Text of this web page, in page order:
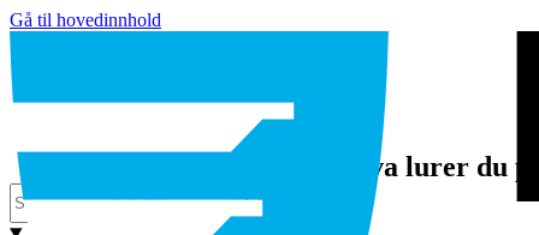
Gå til hovedinnhold
Hva lurer du